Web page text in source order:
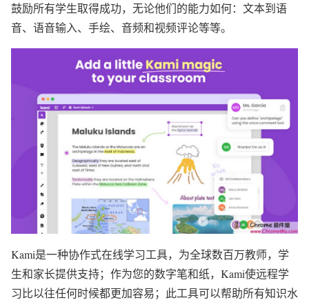
鼓励所有学生取得成功，无论他们的能力如何：文本到语
音、语音输入、手绘、音频和视频评论等等。
Kami是一种协作式在线学习工具，为全球数百万教师，学
生和家长提供支持；作为您的数字笔和纸，Kami使远程学
习比以往任何时候都更加容易；此工具可以帮助所有知识水